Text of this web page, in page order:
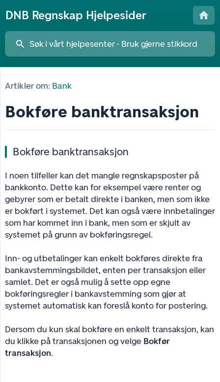
DNB Regnskap Hjelpesider
Artikler om: Bank
Bokføre banktransaksjon
Bokføre banktransaksjon
I noen tilfeller kan det mangle regnskapsposter på
bankkonto. Dette kan for eksempel være renter og
gebyrer som er betalt direkte i banken, men som ikke
er bokført i systemet. Det kan også være innbetalinger
som har kommet inn i bank, men som er skjult av
systemet på grunn av bokføringsregel.
Inn- og utbetalinger kan enkelt bokføres direkte fra
bankavstemmingsbildet, enten per transaksjon eller
samlet. Det er også mulig å sette opp egne
bokføringsregler i bankavstemming som gjør at
systemet automatisk kan foreslå konto for postering.
Dersom du kun skal bokføre en enkelt transaksjon, kan
du klikke på transaksjonen og velge Bokfør
transaksjon.